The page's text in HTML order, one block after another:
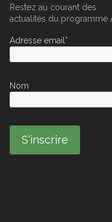
Restez au courant des
actualités du programme
Adresse email*
Nom